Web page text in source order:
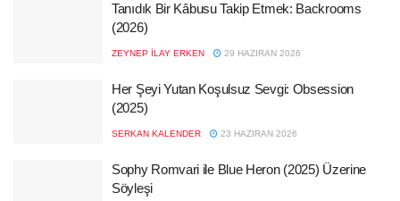
Tanıdık Bir Kâbusu Takip Etmek: Backrooms
(2026)
ZEYNEP İLAY ERKEN 29 HAZIRAN 2026
Her Şeyi Yutan Koşulsuz Sevgi: Obsession
(2025)
SERKAN KALENDER 23 HAZIRAN 2026
Sophy Romvari ile Blue Heron (2025) Üzerine
Söyleşi